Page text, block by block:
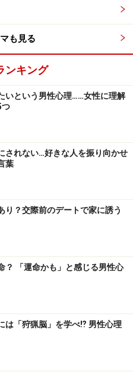
加人数ナンバーワンであ
ンが運営する婚活パーティ
年に46万2108人を動
が運営する、設立23年と
』は2016年に42万2836人
加しています。上場企業
前の2001年から、婚活パ
』によるイベント事業
50万人以上を動員しまし
、真剣に恋人やパートナ
ダイニングバーなどの会
ケーションし、交際相手を
から多くても数十人程度の
一人と順に話をするオーソ
も見る
ンキング
いという男性心理……女性に理解
つ
されない…好きな人を振り向かせ
葉
り？交際前のデートで家に誘う
？ 「運命かも」と感じる男性心
は「狩猟脳」を学べ⁉ 男性心理